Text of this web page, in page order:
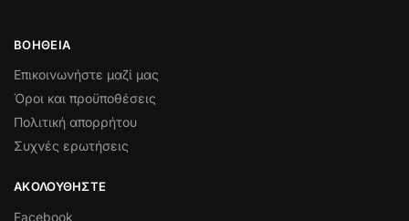
ΒΟΉΘΕΙΑ
Επικοινωνήστε μαζί μας
Όροι και προϋποθέσεις
Πολιτική απορρήτου
Συχνές ερωτήσεις
ΑΚΟΛΟΥΘΉΣΤΕ
Facebook